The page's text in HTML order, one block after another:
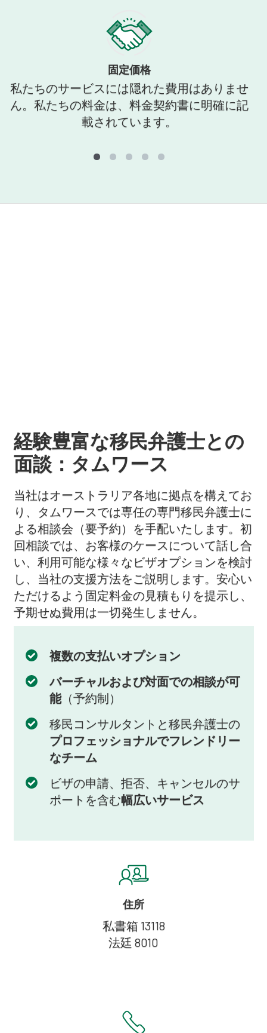
固定価格
私たちのサービスには隠れた費用はありませ
ん。私たちの料金は、料金契約書に明確に記
載されています。
経験豊富な移民弁護士との
面談：タムワース
当社はオーストラリア各地に拠点を構えてお
り、タムワースでは専任の専門移民弁護士に
よる相談会（要予約）を手配いたします。初
回相談では、お客様のケースについて話し合
い、利用可能な様々なビザオプションを検討
し、当社の支援方法をご説明します。安心い
ただけるよう固定料金の見積もりを提示し、
予期せぬ費用は一切発生しません。
複数の支払いオプション
バーチャルおよび対面での相談が可
能（予約制）
移民コンサルタントと移民弁護士の
プロフェッショナルでフレンドリー
なチーム
ビザの申請、拒否、キャンセルのサ
ポートを含む幅広いサービス
住所
私書箱 13118
法廷 8010